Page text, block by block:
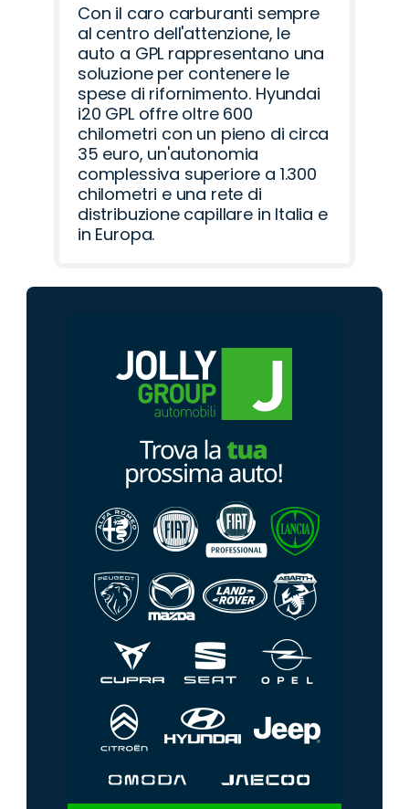
Con il caro carburanti sempre
al centro dell'attenzione, le
auto a GPL rappresentano una
soluzione per contenere le
spese di rifornimento. Hyundai
i20 GPL offre oltre 600
chilometri con un pieno di circa
35 euro, un'autonomia
complessiva superiore a 1.300
chilometri e una rete di
distribuzione capillare in Italia e
in Europa.